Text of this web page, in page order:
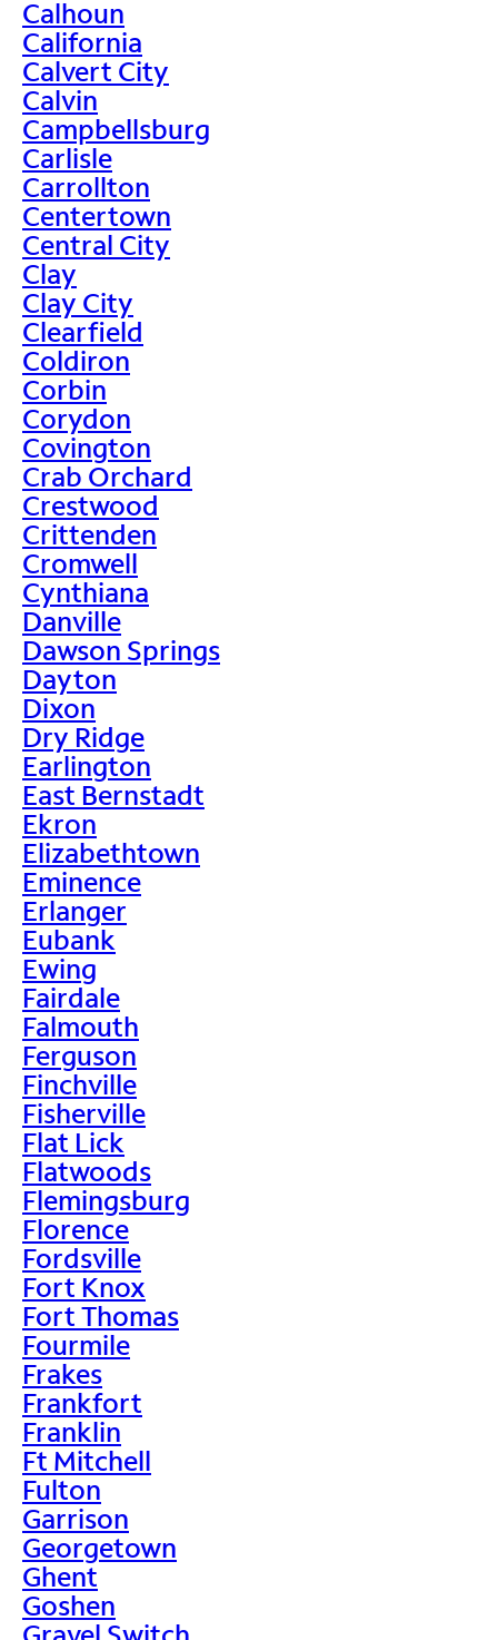
Calhoun
California
Calvert City
Calvin
Campbellsburg
Carlisle
Carrollton
Centertown
Central City
Clay
Clay City
Clearfield
Coldiron
Corbin
Corydon
Covington
Crab Orchard
Crestwood
Crittenden
Cromwell
Cynthiana
Danville
Dawson Springs
Dayton
Dixon
Dry Ridge
Earlington
East Bernstadt
Ekron
Elizabethtown
Eminence
Erlanger
Eubank
Ewing
Fairdale
Falmouth
Ferguson
Finchville
Fisherville
Flat Lick
Flatwoods
Flemingsburg
Florence
Fordsville
Fort Knox
Fort Thomas
Fourmile
Frakes
Frankfort
Franklin
Ft Mitchell
Fulton
Garrison
Georgetown
Ghent
Goshen